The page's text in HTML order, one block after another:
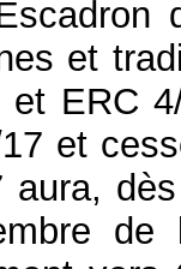
et
et ERC
et
aura,